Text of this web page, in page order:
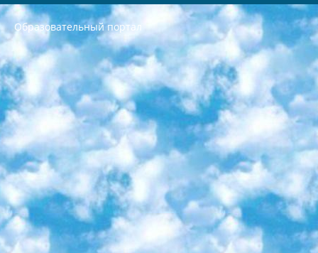
Образовательный портал
РЕСПУБЛИКА УЗБЕКИСТАН МИНИСТРЕРСТВО ДОШКОЛЬНОГО И ШКОЛЬНОГО ОБРАЗОВАНИЯ КОМАНДА в общеобразовательных учреждениях в 2023-2024 учебном году организация и проведение итоговой государственной аттестации обучающихся о Министра дошкольного и школьного образования Республики Узбекистан от 4 марта 2008 года (постановлением Минюста от 20 марта 2008 года № 1778 государственной регистрации) «Итоговое состояние учащихся общего среднего образования на основании положения об утверждении положения об аттестации общего среднего образования выпускной экзамен студентов в образовательных учреждениях в 2023-2024 учебном году В целях организации и прохождения аттестации приказываю: 1. Следующее: перечень предметов, по которым будет проводиться итоговая государственная аттестация и экзамен формы перевода согласно приложению 1; сертификаты международного образца, оценивающие уровень владения иностранными языками перечень согласно приложению 2; 2. Педагогический при специализированных образовательных учреждениях. научно-практический центр квалификации и международной оценки (Д.Давидова) 2024 г. До 25 марта: задания по предметам, по которым будет проводиться итоговая аттестация разработка и утверждение технических условий; итоговая аттестация на основании разработанного предметного задания разработка вопросов по предметам (устно и письменно), экзамен передача; общеобразовательные средние школы и специальные учебные заведения учащиеся выпускных классов школ и интернатов в агентской системе подготовка базы данных экзаменационных материалов и критериев оценки; перевод базы экзаменационных материалов на все языки обучения подать в Республиканский образовательный центр для изготовления; варианты экзаменов на основе разработанных контрольных материалов пусть будут поставлены задачи формирования. 3. Республиканский образовательный центр (Ш.Худайкулов) до 5 апреля 2024 года. до: база данных предоставленных экзаменационных материалов на все языки обучения перевод и экспертиза; для слепых, слабовидящих, глухих, слабослышащих и умственно отсталых детей учащиеся выпускных классов специализированных школ и школ-интернатов база данных экзаменационных материалов на всех преподаваемых языках подготовка критериев оценки; специализированные школы для умственно отсталых детей и технологии для учащихся выпускных классов школ-интернатов разработка соответствующих рекомендаций и критериев проведения ЕГЭ по естествознанию давать задания. 4. Педагогический при специализированных образовательных учреждениях. Научно-практический центр навыков и международной оценки (Д.Давидова), Республика образовательный центр (Худайкулов Ш.) итоговый государственный аттестационный экзамен ориентирован на творческое и логическое мышление при подготовке базы материалов учитывать введение заданий. 5. Следует отметить, что: сертификат государственного образца о знании общеобразовательного предмета и как минимум национальный уровень B1 по предметам на иностранных языках, указанным в Приложении 2. или международно признанный сертификат эквивалентного уровня студенты, изучающие определенный предмет, освобождаются от экзамена; по соответствующим предметам запланирована итоговая государственная аттестация за день до дня, путем жеребьевки Рабочей группой (в письменной форме по предметам, проводимым в форме) из числа сформированных вариантов выбрано 2 варианта; 2 выбранных варианта экзамена анонсированы на официальном сайте министерства и все выпускники по всей стране на основе этих вариантов проводит итоговую государственную аттестацию. 6. Государственное образование учащихся средних общеобразовательных учреждений. знания в соответствии с квалификационными требованиями, которые необходимо приобрести на основании стандартов итоговый (выпускной) контроль для 9 и 11 классов в целях тестирования Экзамены (далее – экзамены) состоят из предметов, перечисленных в приложении 1. будет сделано. 7. Экзамены пройдут с 26 мая по 15 июня 2024 г. (кроме науки физического воспитания). 8. Физическая для учащихся 9 классов общесредних образовательных учреждений. Экзамены по предмету «Образование, квалификация медицина» 1-6 мая 2024 года. сотрудники перевести под присмотр (с отклонениями в физическом или умственном развитии) специализированная школа для детей, школы-интернаты и со сколиозом школы-интернаты санаторного типа для больных детей исключены). 9. Он был слепым, слабовидящим и имел нарушения опорно-двигательного аппарата. экзамены в специализированных школах и интернатах для детей должны проводиться исходя из требований, предъявляемых к общеобразовательным учреждениям (физкультура кроме науки). 10. Специализированная школа для глухих и слабослышащих детей. и экзамены в интернатах и быть реализован в виде письменного теста по математике. 11. Специальность для умственно отсталых детей. Для 9 класса Родной язык и литературное письмо Государственный язык (язык обучения – узбекский). для неклассов) написано Математическое письмо Письменная/устная история Узбекистана Физическое воспитание практично Итоговый контроль Для 11 класса Написание родного языка и литературы (эссе) Математическое письмо Узбекский язык (обучение на узбекском языке) не посещающее общее среднее образование для учреждений)/Образовательное учреждение выбор письменный и устный Иностранный язык письменный/устный Письменная/устная история Узбекистана *По выбору студента:  Химия  Физика  Основы государственного права  География 10 бесплатных образовательных ресурсов - Мы составили подборку онлайн-проектов с интерактивными упражнениями, видеолекциями и статьями. Они помогут вам обрести новые и освежить старые знания бесплатно. 1. «ИНТУИТ» Старейшая образовательная площадка Рунета. Здесь вы найдёте сотни текстовых и видеокурсов на десятки различных тем — от программирования до психологии. Многие курсы подготовлены российскими университетами и крупными международными компаниями вроде Intel и Microsoft. Самостоятельное обучение бесплатное, но желающие могут оплатить услуги персональных наставников. 2. «Смартия» знакомит с актуальными профессиями и подсказывает, как им обучаться. Выбрав заинтересовавшую вас специальность — SMM-специалист, фотограф, веб-дизайнер или другую, — увидите список необходимых для неё умений. Чтобы вы могли освоить их самостоятельно, для каждого умения площадка отображает подборку ссылок на учебные материалы. Хотя «Смартия» ориентируется на русскоязычную аудиторию, часть контента всё же доступна только на английском. 3. «Лекторий Физтеха» Проект Московского физико-технического института (Физтеха). С его помощью вы можете смотреть онлайн серии лекций, записанные на видео в этом вузе. В числе доступных предметов — физика, биология, химия, информационные технологии и другие. К некоторым лекциям администрация ресурса прилагает готовые конспекты, которые можно скачивать в PDF-формате. 4. ITMOcourses Онлайн-площадка Санкт-Петербургского национального исследовательского университета информационных технологий, механики и оптики (ИТМО). Ресурс предоставляет свободный доступ к курсам, разработанным в этом вузе. Каталог материалов разбит на четыре категории: «Оптические системы и технологии», «Приборостроение и робототехника», «Информационные технологии» и «Биотехнологии». Курсы состоят из видеолекций, интерактивных демонстраций и заданий. 5. «КиберЛенинка» Электронная научная библиотека открытого доступа. Каталог площадки регулярно обрастает текстами статей из различных научных изданий. Сгруппированные по журналам и рубрикам публикации можно читать онлайн или скачивать целиком в PDF-формате. Проект нацелен на популяризацию науки за счёт открытого доступа к качественной информации. 6. «ПостНаука» На этом ресурсе публикуют подборки видеолекций, составленные экспертами из разных отраслей и объединённые общими темами. Среди них, к примеру, есть серии «Биоинформатика и геномика», «Культура средневековой Скандинавии» и Cinema Studies о теории кино. Каждая подборка лекций — логически связанная история, рассказанная экспертом от первого лица. Кроме того, на сайте появляются научно-образовательные статьи и тесты на разные темы. 7. «Newочём» Команда проекта «Newочём» отбирает самые интересные тексты из англоязычных СМИ и переводит те из них, за которые голосуют участники сообщества «ВКонтакте». По большей части это научно-популярные статьи. Редакторы придумывают лишь заголовки, в остальном содержание переводов соответствует оригиналам. Полные тексты можно читать прямо в социальной сети. 8. InternetUrok Онлайн-база материалов по основным дисциплинам школьной программы. Информация на сайте структурирована по классам, предметам и темам (урокам). Каждый урок состоит из видеолекций и конспектов. Есть также интерактивные тренажёры и тесты для закрепления пройденного материала. Даже если вы давно окончили школу, возможность повторить программу старших классов всегда может пригодиться. 9. Edutainme Ещё один ресурс об образовании. В отличие от Newtonew, как мне кажется, Edutainme больше ориентируется на представителей индустрии: педагогов, предпринимателей, разработчиков образовательных проектов. Но и любой, кто просто стремится к саморазвитию, найдёт на сайте много полезного и интересного для себя. Например, информацию о новых курсах и образовательных сервисах. 10. Newtonew Онлайн-медиа об образовании и обучении в широком смысле. Авторы Newtonew пишут об инструментах, заведениях, тактиках и стратегиях, которые помогают учить других и получать новые знания самостоятельно. На этой площадке вы найдёте новости, обзоры, аналитические мат